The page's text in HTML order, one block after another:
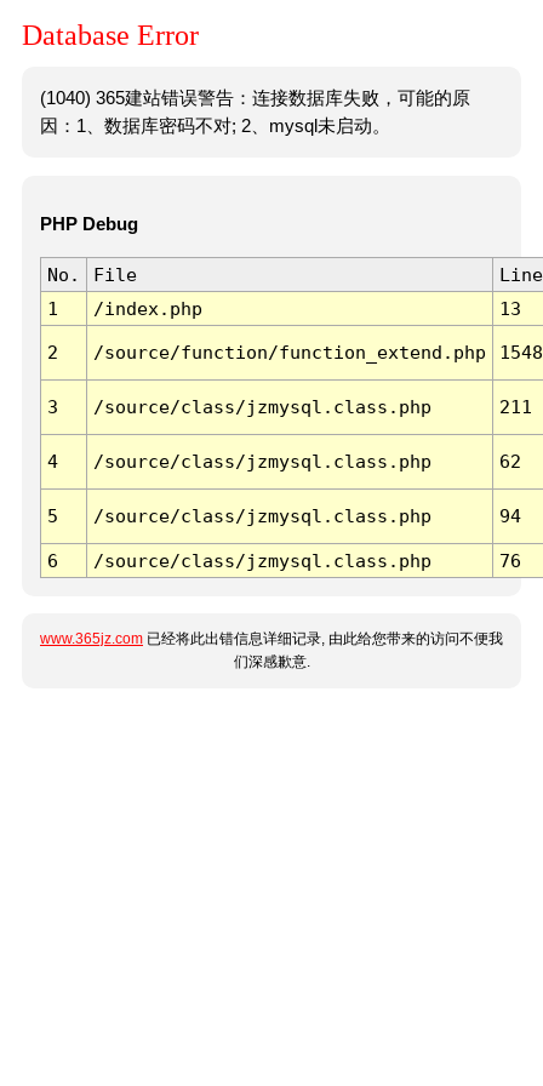
Database Error
(1040) 365建站错误警告：连接数据库失败，可能的原
因：1、数据库密码不对; 2、mysql未启动。
PHP Debug
No. File
Line
1
/index.php 13
2 /source/function/function_extend.php 1548
3 /source/class/jzmysql.class.php 211
4 /source/class/jzmysql.class.php 62
5 /source/class/jzmysql.class.php 94
6 /source/class/jzmysql.class.php 76
www.365jz.com 已经将此出错信息详细记录, 由此给您带来的访问不便我
们深感歉意.